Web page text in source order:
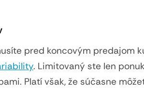
pred koncovým predajom
. Limitovaný ste len
Platí však, že súčasne